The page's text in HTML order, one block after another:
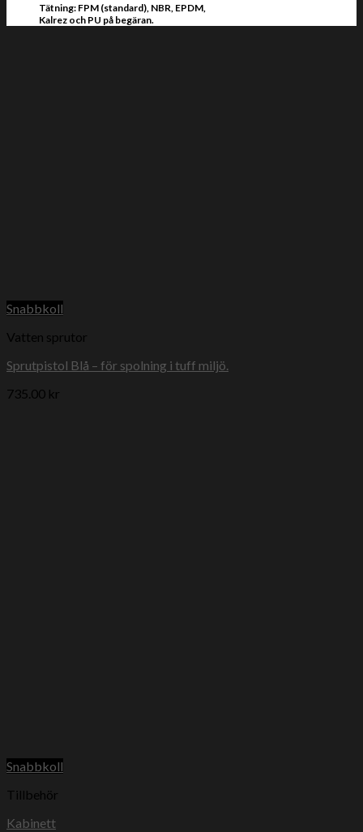
Tätning: FPM (standard), NBR, EPDM,
Kalrez och PU på begäran.
Snabbkoll
Vatten sprutor
Sprutpistol Blå – för spolning i tuff miljö.
735.00 kr
Snabbkoll
Tillbehör
Kabinett